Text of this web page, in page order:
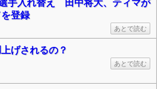
手入れ替え 田中将大、ティマが
登録
あとで読む
げされるの？
あとで読む